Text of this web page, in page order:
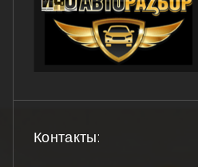
Контакты: